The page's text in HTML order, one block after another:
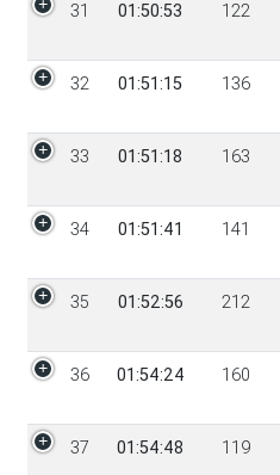
31 01:50:53 122
32 01:51:15 136
33 01:51:18 163
34 01:51:41 141
35 01:52:56 212
36 01:54:24 160
37 01:54:48 119